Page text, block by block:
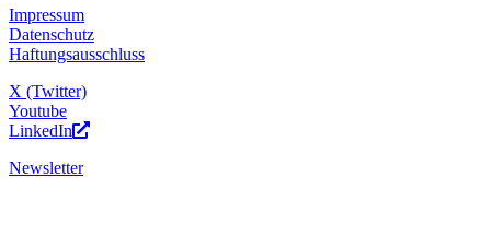
Impressum
Datenschutz
Haftungsausschluss
X (Twitter)
Youtube
LinkedIn
Newsletter